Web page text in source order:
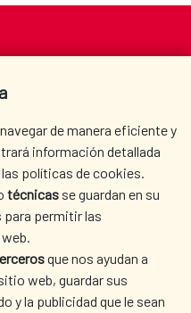
de manera eficiente y
información detallada
políticas de cookies.
técnicas se guardan en su
para permitir las
que nos ayudan a
web, guardar sus
y la publicidad que le sean
DO WE COOPERATE?
PRESS ROOM
LIBRARY